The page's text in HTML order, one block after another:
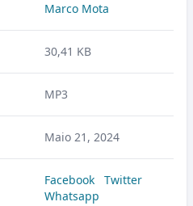
Marco Mota
30,41 KB
MP3
Maio 21, 2024
Facebook
Twitter
Whatsapp